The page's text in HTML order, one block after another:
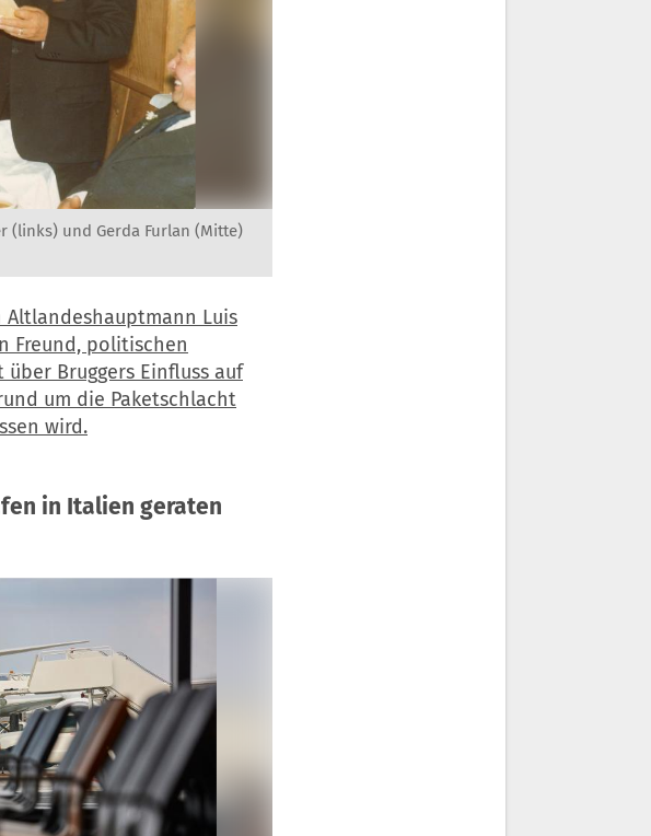
(links) und Gerda Furlan (Mitte)
Altlandeshauptmann Luis
Freund, politischen
Bruggers Einfluss auf
um die Paketschlacht
wird.
in Italien geraten